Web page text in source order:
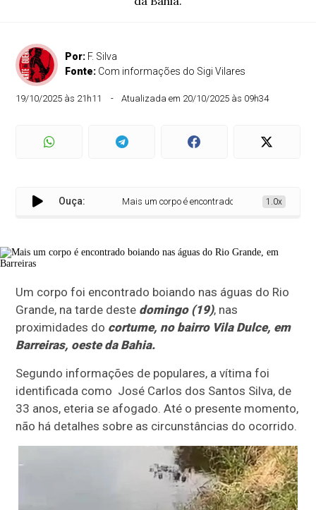
Por: F. Silva
Fonte: Com informações do Sigi Vilares
19/10/2025 às 21h11 Atualizada em 20/10/2025 às 09h34
Ouça: Mais um corpo é encontrado boiando nas águas
1.0x
Um corpo foi encontrado boiando nas águas do Rio
Grande, na tarde deste domingo (19), nas
proximidades do cortume, no bairro Vila Dulce, em
Barreiras, oeste da Bahia.
Segundo informações de populares, a vítima foi
identificada como José Carlos dos Santos Silva, de
33 anos, eteria se afogado. Até o presente momento,
não há detalhes sobre as circunstâncias do ocorrido.